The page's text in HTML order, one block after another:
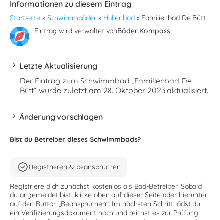
Informationen zu diesem Eintrag
Startseite » Schwimmbäder » Hallenbad » Familienbad De Bütt
Eintrag wird verwaltet vonBäder Kompass
Letzte Aktualisierung
Der Eintrag zum Schwimmbad „Familienbad De
Bütt“ wurde zuletzt am 28. Oktober 2023 aktualisiert.
Änderung vorschlagen
Bist du Betreiber dieses Schwimmbads?
Registrieren & beanspruchen
Registriere dich zunächst kostenlos als Bad-Betreiber. Sobald
du angemeldet bist, klicke oben auf dieser Seite oder hierunter
auf den Button „Beanspruchen“. Im nächsten Schritt lädst du
ein Verifizierungsdokument hoch und reichst es zur Prüfung